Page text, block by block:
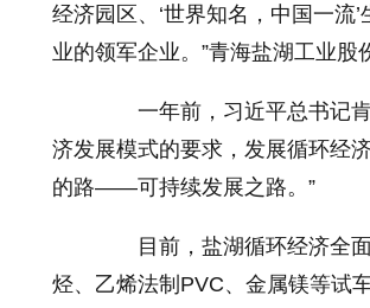
经济园区、‘世界知名，中国一流
业的领军企业。”青海盐湖工业股
一年前，习近平总书记肯
济发展模式的要求，发展循环经
的路——可持续发展之路。”
目前，盐湖循环经济全面
烃、乙烯法制PVC、金属镁等试